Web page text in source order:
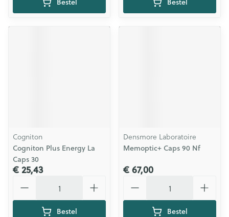
Bestel Bestel
Cogniton
Cogniton Plus Energy La
Caps 30
€ 25,43
Bestel
Densmore Laboratoire
Memoptic+ Caps 90 Nf
€ 67,00
Bestel